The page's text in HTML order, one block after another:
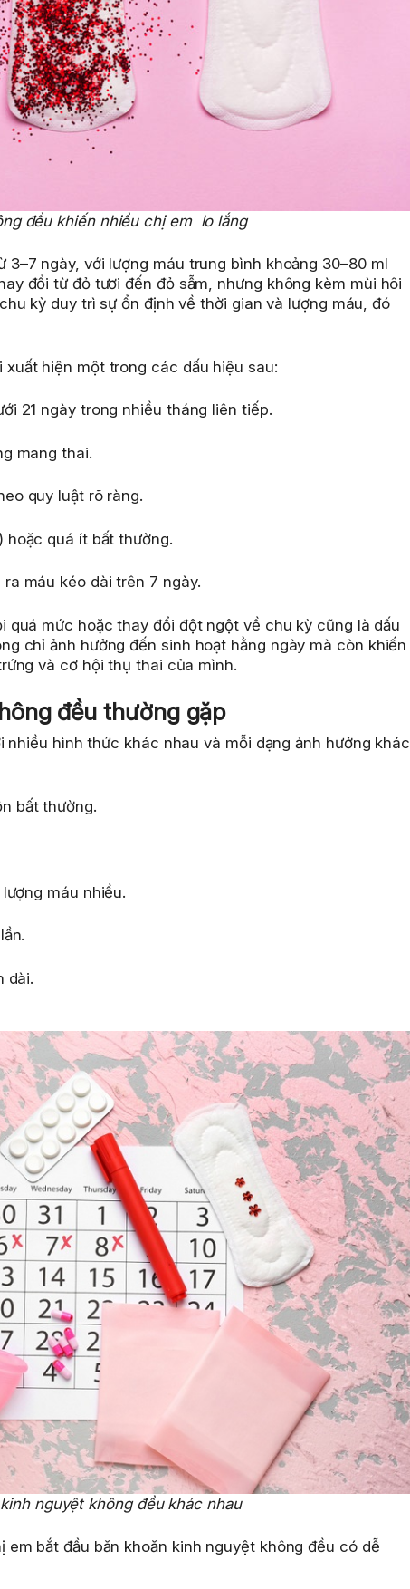
đều khiến nhiều chị em lo lắng
ngày, với lượng máu trung bình khoảng 30–80 ml
đổi từ đỏ tươi đến đỏ sẫm, nhưng không kèm mùi hôi
kỳ duy trì sự ổn định về thời gian và lượng máu, đó
hiện một trong các dấu hiệu sau:
21 ngày trong nhiều tháng liên tiếp.
mang thai.
quy luật rõ ràng.
hoặc quá ít bất thường.
máu kéo dài trên 7 ngày.
quá mức hoặc thay đổi đột ngột về chu kỳ cũng là dấu
chỉ ảnh hưởng đến sinh hoạt hằng ngày mà còn khiến
và cơ hội thụ thai của mình.
đều thường gặp
hình thức khác nhau và mỗi dạng ảnh hưởng khác
bất thường.
máu nhiều.
dài.
nguyệt không đều khác nhau
em bắt đầu băn khoăn kinh nguyệt không đều có dễ